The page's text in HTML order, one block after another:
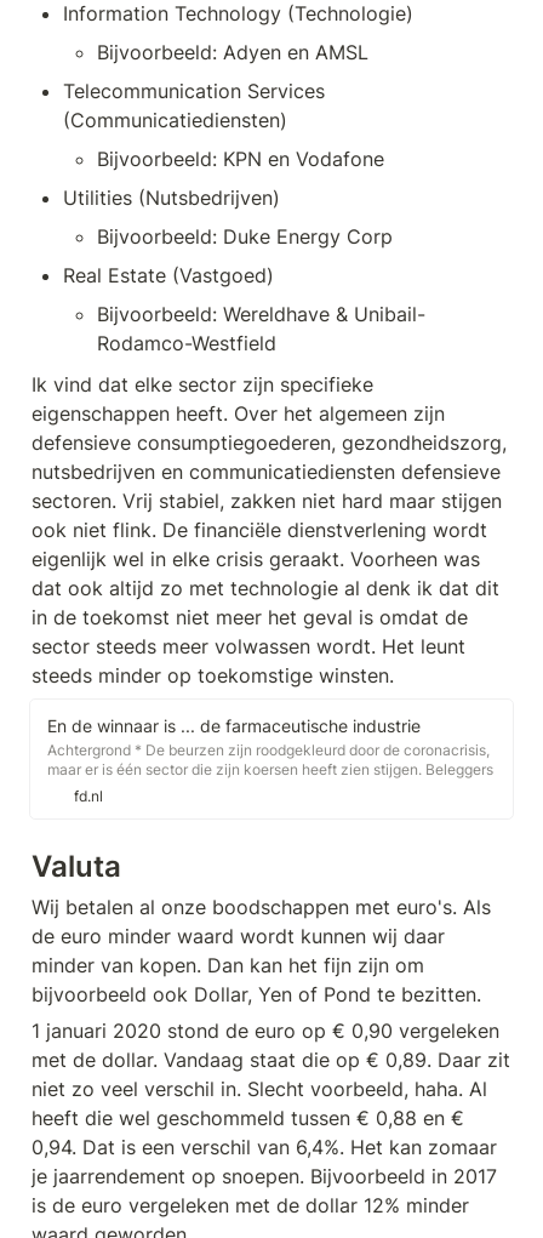
Information Technology (Technologie)
Bijvoorbeeld: Adyen en AMSL
Telecommunication Services
(Communicatiediensten)
Bijvoorbeeld: KPN en Vodafone
Utilities (Nutsbedrijven)
Bijvoorbeeld: Duke Energy Corp
Real Estate (Vastgoed)
Bijvoorbeeld: Wereldhave & Unibail-
Rodamco-Westfield
Ik vind dat elke sector zijn specifieke
eigenschappen heeft. Over het algemeen zijn
defensieve consumptiegoederen, gezondheidszorg,
nutsbedrijven en communicatiediensten defensieve
sectoren. Vrij stabiel, zakken niet hard maar stijgen
ook niet flink. De financiële dienstverlening wordt
eigenlijk wel in elke crisis geraakt. Voorheen was
dat ook altijd zo met technologie al denk ik dat dit
in de toekomst niet meer het geval is omdat de
sector steeds meer volwassen wordt. Het leunt
steeds minder op toekomstige winsten.
En de winnaar is ... de farmaceutische industrie
Achtergrond * De beurzen zijn roodgekleurd door de coronacrisis,
maar er is één sector die zijn koersen heeft zien stijgen. Beleggers
vluchten naar bedrijven die geneesmiddelen maken.
fd.nl
Valuta
Wij betalen al onze boodschappen met euro's. Als
de euro minder waard wordt kunnen wij daar
minder van kopen. Dan kan het fijn zijn om
bijvoorbeeld ook Dollar, Yen of Pond te bezitten.
1 januari 2020 stond de euro op € 0,90 vergeleken
met de dollar. Vandaag staat die op € 0,89. Daar zit
niet zo veel verschil in. Slecht voorbeeld, haha. Al
heeft die wel geschommeld tussen € 0,88 en €
0,94. Dat is een verschil van 6,4%. Het kan zomaar
je jaarrendement op snoepen. Bijvoorbeeld in 2017
is de euro vergeleken met de dollar 12% minder